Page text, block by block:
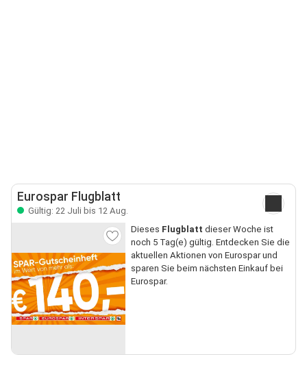
Eurospar Flugblatt
Gültig: 22 Juli bis 12 Aug.
Dieses Flugblatt dieser Woche ist
noch 5 Tag(e) gültig. Entdecken Sie die
aktuellen Aktionen von Eurospar und
sparen Sie beim nächsten Einkauf bei
Eurospar.